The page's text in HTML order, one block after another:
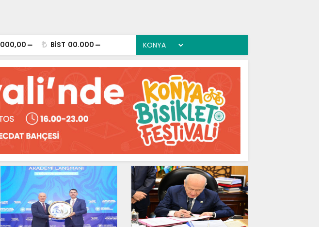
000,00 BİST 00.000